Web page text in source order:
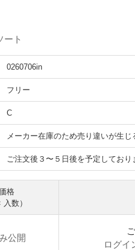
ート
0260706in
フリー
C
メーカー在庫のため売り違いが生
ご注文後３〜５日後を予定しており
格
入数）
公開
ログイ